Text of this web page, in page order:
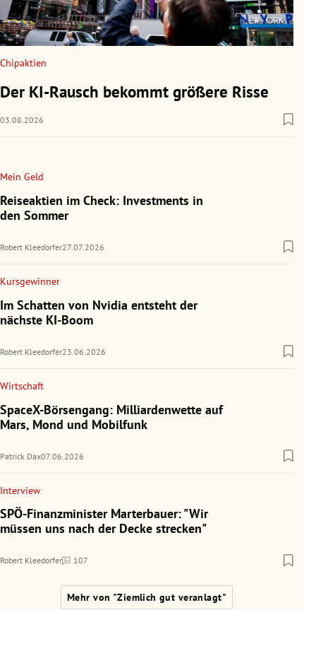
Chipaktien
Der KI-Rausch bekommt größere Risse
03.08.2026
Mein Geld
Reiseaktien im Check: Investments in
den Sommer
Robert Kleedorfer27.07.2026
Kursgewinner
Im Schatten von Nvidia entsteht der
nächste KI-Boom
Robert Kleedorfer23.06.2026
Wirtschaft
SpaceX-Börsengang: Milliardenwette auf
Mars, Mond und Mobilfunk
Patrick Dax07.06.2026
Interview
SPÖ-Finanzminister Marterbauer: "Wir
müssen uns nach der Decke strecken"
Robert Kleedorfer 107
Kommentare
Mehr von "Ziemlich gut veranlagt"